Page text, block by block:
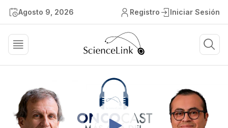
Agosto 9, 2026 Registro Iniciar Sesión